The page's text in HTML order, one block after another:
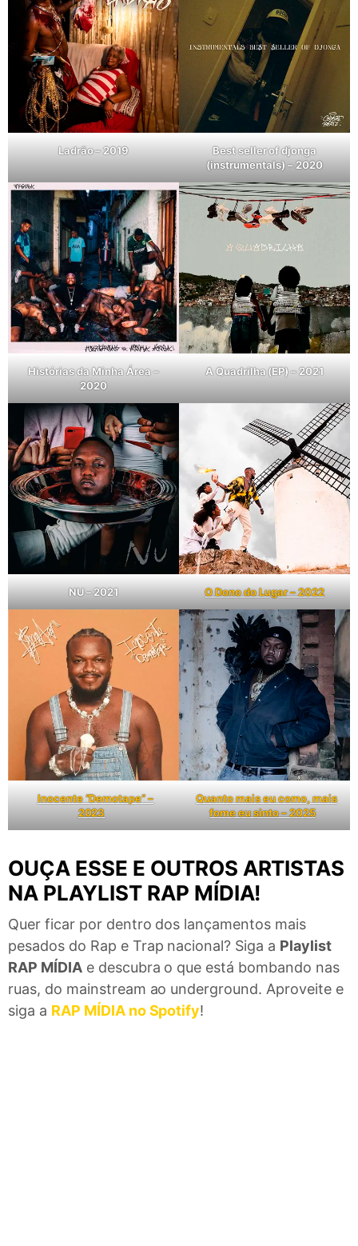
Ladrão – 2019
Best seller of djonga
(instrumentals) – 2020
Histórias da Minha Área –
2020
A Quadrilha (EP) – 2021
NU – 2021 O Dono do Lugar – 2022
Inocente “Demotape” –
2023
Quanto mais eu como, mais
fome eu sinto – 2025
OUÇA ESSE E OUTROS ARTISTAS
NA PLAYLIST RAP MÍDIA!
Quer ficar por dentro dos lançamentos mais
pesados do Rap e Trap nacional? Siga a Playlist
RAP MÍDIAe descubra o que está bombando nas
ruas, do mainstream ao underground. Aproveite e
siga a RAP MÍDIA no Spotify!